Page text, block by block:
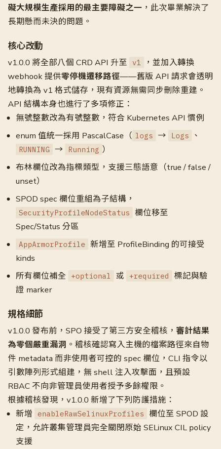
礙大規模生產採用的最主要障礙之一 ，此次畢業解決了
長期懸而未決的問題。
核心改動
v1.0.0 將全部八個 CRD API 升至 v1
，並加入轉換
webhook 提供零停機遷移路徑——舊版 API 請求會透明
地轉換為 v1 格式儲存，現有資源無需同步刪除重建。
API 結構本身也進行了多項修正：
無號整數改為有號整數，符合 Kubernetes API 慣例
enum 值統一採用 PascalCase（ logs → Logs 、
RUNNING → Running ）
布林欄位改為指標類型，支援三態語意（true / false /
unset）
SPOD spec 欄位重組為子結構，
SecurityProfileNodeStatus
欄位移至
Spec/Status 分區
AppArmorProfile 新增至 ProfileBinding 的可接受
kinds
所有欄位補全
+optional 或 +required
標記與驗
證 marker
規格細節
v1.0.0 發布前，SPO 接受了第三方安全稽核， 審計結果
為零個嚴重漏洞 。稽核確認寫入主機的檔案路徑來自物
件 metadata 而非使用者可控的 spec 欄位，CLI 指令以
引數陣列形式組建，無 shell 注入攻擊面，且預設
RBAC 不向非管理員使用者授予多餘權限。
根據稽核發現，v1.0.0 新增了下列防護措施：
新增 enableRawSelinuxProfiles
欄位至 SPOD 設
定，允許叢集管理員完全關閉原始 SELinux CIL policy
支援